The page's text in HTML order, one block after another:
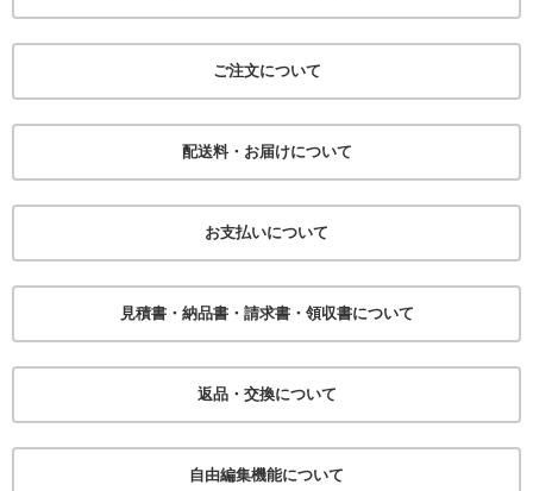
ご注文について
配送料・お届けについて
お支払いについて
見積書・納品書・ 請求書・領収書について
返品・交換について
自由編集機能について